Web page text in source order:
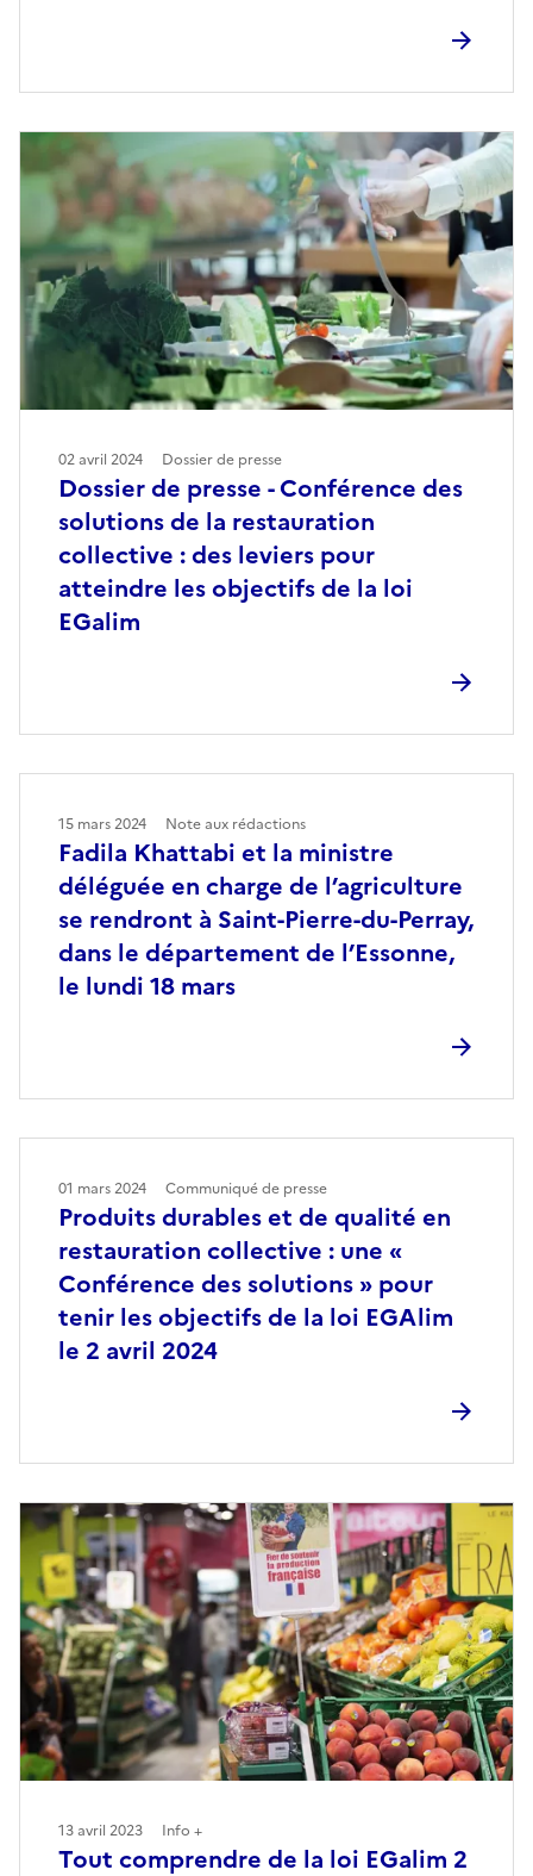
Dossier de presse - Conférence des
solutions de la restauration
collective : des leviers pour
atteindre les objectifs de la loi
EGalim
02 avril 2024 Dossier de presse
Fadila Khattabi et la ministre
déléguée en charge de l’agriculture
se rendront à Saint-Pierre-du-Perray,
dans le département de l’Essonne,
le lundi 18 mars
15 mars 2024 Note aux rédactions
Produits durables et de qualité en
restauration collective : une «
Conférence des solutions » pour
tenir les objectifs de la loi EGAlim
le 2 avril 2024
01 mars 2024 Communiqué de presse
Tout comprendre de la loi EGalim 2
13 avril 2023 Info +